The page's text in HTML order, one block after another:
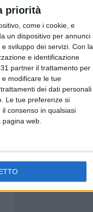
priorità
come i cookie, e
un dispositivo per annunci
sviluppo dei servizi. Con la
e identificazione
partner il trattamento per
modificare le tue
dei dati personali
Le tue preferenze si
consenso in qualsiasi
web.